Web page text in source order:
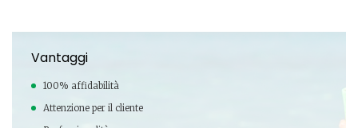
Vantaggi
100% affidabilità
Attenzione per il cliente